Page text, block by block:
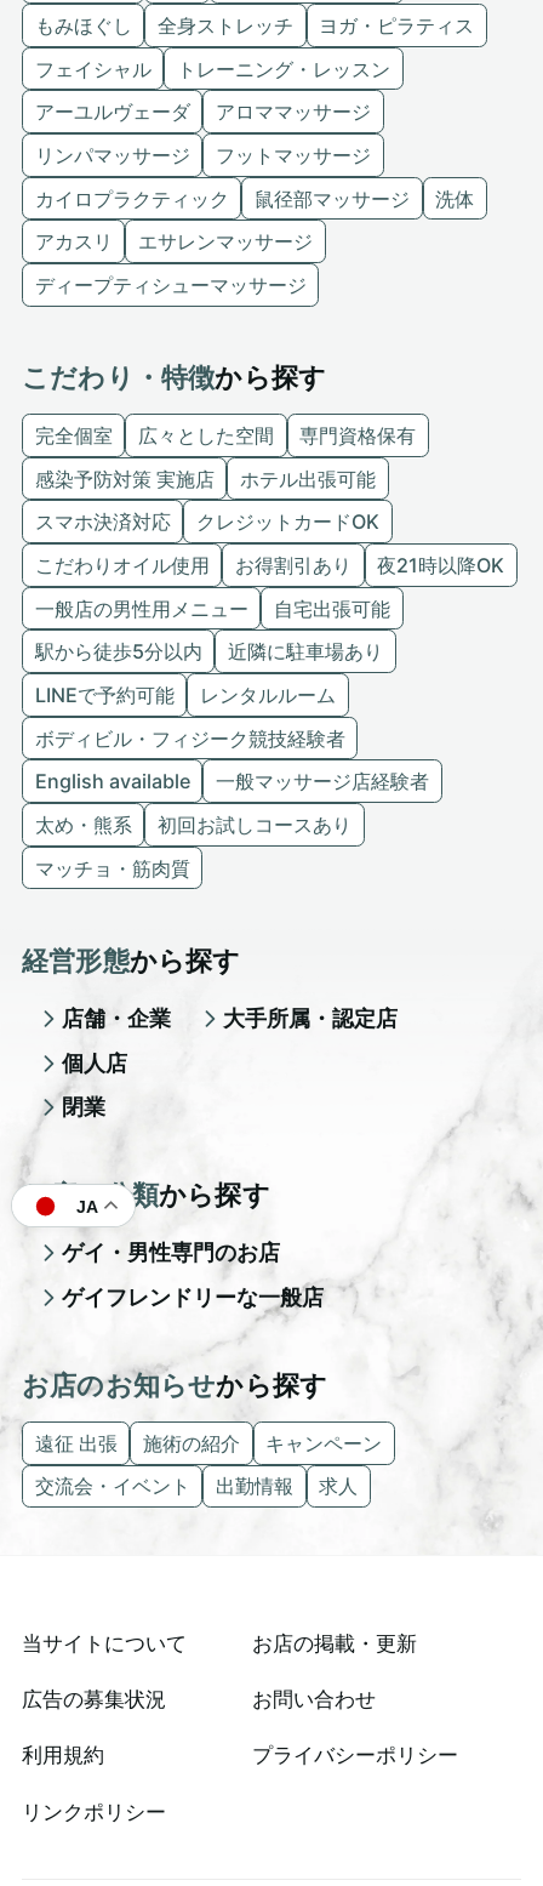
もみほぐし
全身ストレッチ
ヨガ・ピラティス
フェイシャル
トレーニング・レッスン
アーユルヴェーダ
アロママッサージ
リンパマッサージ
フットマッサージ
カイロプラクティック
鼠径部マッサージ
洗体
アカスリ
エサレンマッサージ
ディープティシューマッサージ
こだわり・特徴から探す
完全個室 広々とした空間
専門資格保有
感染予防対策 実施店
ホテル出張可能
スマホ決済対応
クレジットカードOK
こだわりオイル使用
お得割引あり
夜21時以降OK
一般店の男性用メニュー
自宅出張可能
駅から徒歩5分以内
近隣に駐車場あり
LINEで予約可能
レンタルルーム
ボディビル・フィジーク競技経験者
English available
一般マッサージ店経験者
太め・熊系
初回お試しコースあり
マッチョ・筋肉質
経営形態から探す
店舗・企業
大手所属・認定店
個人店
閉業
お店の分類から探す
ゲイ・男性専門のお店
ゲイフレンドリーな一般店
お店のお知らせから探す
遠征 出張 施術の紹介
キャンペーン
交流会・イベント
出勤情報 求人
当サイトについて お店の掲載・更新
広告の募集状況 お問い合わせ
利用規約 プライバシーポリシー
リンクポリシー
JA